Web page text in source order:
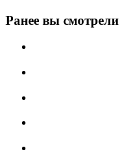
Ранее вы смотрели